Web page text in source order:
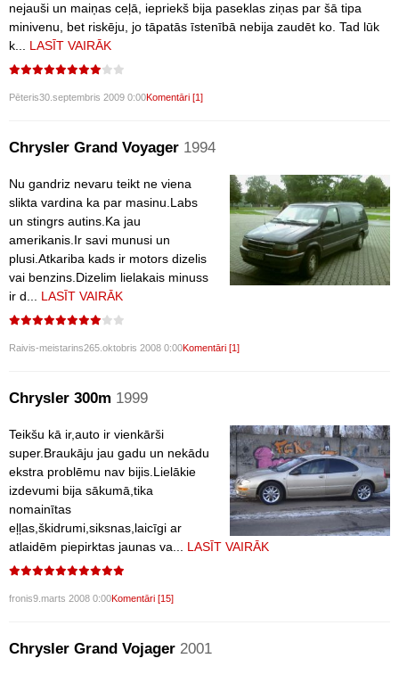
nejauši un maiņas ceļā, iepriekš bija paseklas ziņas par šā tipa
minivenu, bet riskēju, jo tāpatās īstenībā nebija zaudēt ko. Tad lūk
k... LASĪT VAIRĀK
Pēteris30.septembris 2009 0:00Komentāri [1]
Chrysler Grand Voyager 1994
Nu gandriz nevaru teikt ne viena
slikta vardina ka par masinu.Labs
un stingrs autins.Ka jau
amerikanis.Ir savi munusi un
plusi.Atkariba kads ir motors dizelis
vai benzins.Dizelim lielakais minuss
ir d... LASĪT VAIRĀK
Raivis-meistarins265.oktobris 2008 0:00Komentāri [1]
Chrysler 300m 1999
Teikšu kā ir,auto ir vienkārši
super.Braukāju jau gadu un nekādu
ekstra problēmu nav bijis.Lielākie
izdevumi bija sākumā,tika
nomainītas
eļļas,škidrumi,siksnas,laicīgi ar
atlaidēm piepirktas jaunas va... LASĪT VAIRĀK
fronis9.marts 2008 0:00Komentāri [15]
Chrysler Grand Vojager 2001